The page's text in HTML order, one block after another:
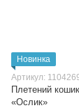
Новинка
Артикул:
Плетений
«Ослик»